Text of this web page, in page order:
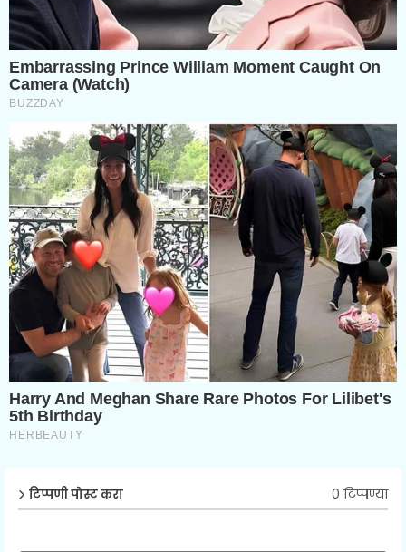
टिप्पणी पोस्ट करा 0 टिप्पण्या